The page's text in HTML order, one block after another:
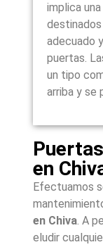
implica
adecuado
puertas.
un tipo
arriba y se
en
Efectuamos
en Chiva. A
eludir